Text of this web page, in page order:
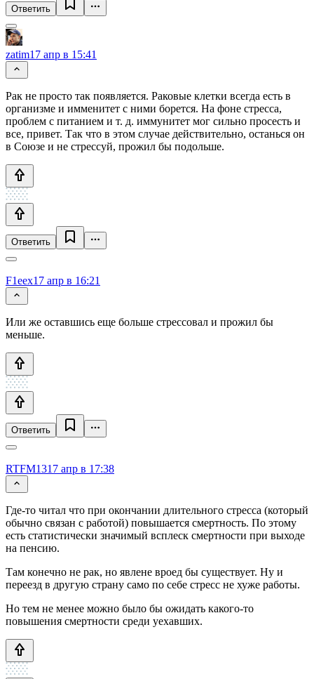
Ответить
zatim17 апр в 15:41
Рак не просто так появляется. Раковые клетки всегда есть в
организме и имменитет с ними борется. На фоне стресса,
проблем с питанием и т. д. иммунитет мог сильно просесть и
все, привет. Так что в этом случае действительно, останься он
в Союзе и не стрессуй, прожил бы подольше.
Ответить
F1eex17 апр в 16:21
Или же оставшись еще больше стрессовал и прожил бы
меньше.
Ответить
RTFM1317 апр в 17:38
Где-то читал что при окончании длительного стресса (который
обычно связан с работой) повышается смертность. По этому
есть статистически значимый всплеск смертности при выходе
на пенсию.
Там конечно не рак, но явлене вроед бы существует. Ну и
переезд в другую страну само по себе стресс не хуже работы.
Но тем не менее можно было бы ожидать какого-то
повышения смертности среди уехавших.